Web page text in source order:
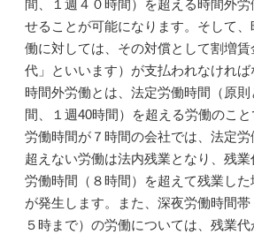
間、１週４０時間）を超える時間外
せることが可能になります。そして
働に対しては、その対償として割増
代」といいます）が支払われなければ
時間外労働とは、法定労働時間（原
間、１週40時間）を超える労働のこ
労働時間が７時間の会社では、法定
超えない労働は法内残業となり、残
労働時間（８時間）を超えて残業し
が発生します。また、深夜労働時間
５時まで）の労働については、残業代